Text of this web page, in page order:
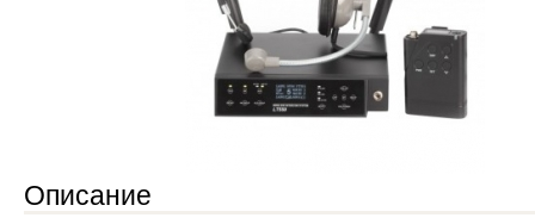
Описание